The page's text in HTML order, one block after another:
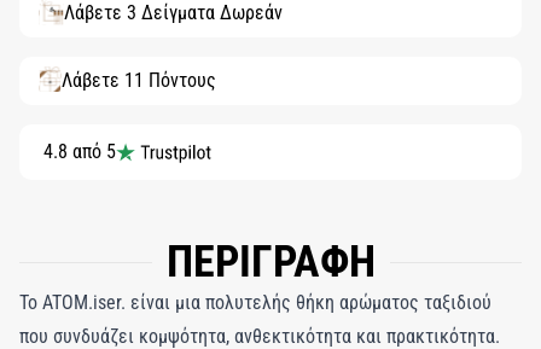
Λάβετε 3 Δείγματα Δωρεάν
Λάβετε 11 Πόντους
4.8 από 5
ΠΕΡΙΓΡΑΦΗ
Το ATOM.iser. είναι μια πολυτελής θήκη αρώματος ταξιδιού
που συνδυάζει κομψότητα, ανθεκτικότητα και πρακτικότητα.